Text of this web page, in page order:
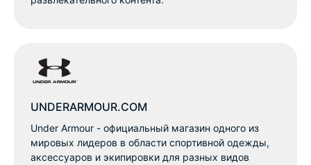
UNDERARMOUR.COM
Under Armour - официальный магазин одного из
мировых лидеров в области спортивной одежды,
аксессуаров и экипировки для разных видов